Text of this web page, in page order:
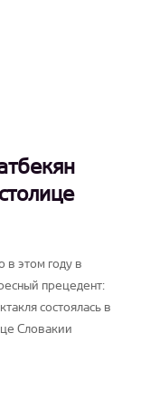
этом году в
прецедент:
состоялась в
Словакии